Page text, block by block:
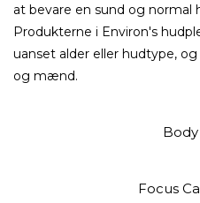
at bevare en sund og normal
Produkterne i Environ's
uanset alder eller hudtype,
og mænd.
Focus